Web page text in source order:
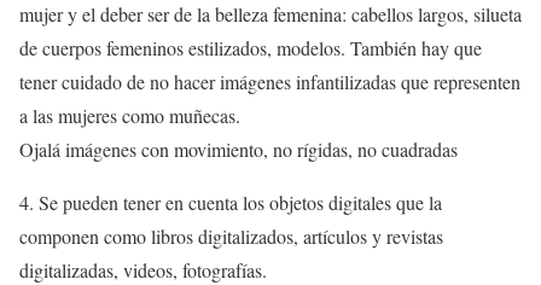
mujer y el deber ser de la belleza femenina: cabellos largos, silueta
de cuerpos femeninos estilizados, modelos. También hay que
tener cuidado de no hacer imágenes infantilizadas que representen
a las mujeres como muñecas.
Ojalá imágenes con movimiento, no rígidas, no cuadradas
4. Se pueden tener en cuenta los objetos digitales que la
componen como libros digitalizados, artículos y revistas
digitalizadas, videos, fotografías.